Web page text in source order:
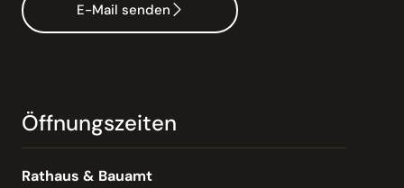
E-Mail senden
Öffnungszeiten
Rathaus & Bauamt